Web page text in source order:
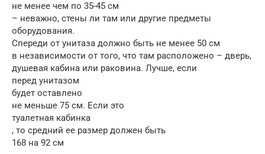
не менее чем по 35-45 см
– неважно, стены ли там или другие предметы
оборудования.
Спереди от унитаза должно быть не менее 50 см
в независимости от того, что там расположено – дверь,
душевая кабина или раковина. Лучше, если
перед унитазом
будет оставлено
не меньше 75 см. Если это
туалетная кабинка
, то средний ее размер должен быть
168 на 92 см